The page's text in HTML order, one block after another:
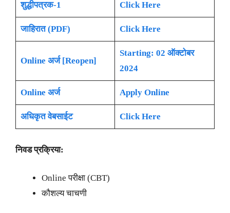
शुद्धीपत्रक-1 Click Here
जाहिरात (PDF) Click Here
Online अर्ज [Reopen]
Starting: 02 ऑक्टोबर
2024
Online अर्ज Apply Online
अधिकृत वेबसाईट Click Here
निवड प्रक्रिया:
Online परीक्षा (CBT)
कौशल्य चाचणी